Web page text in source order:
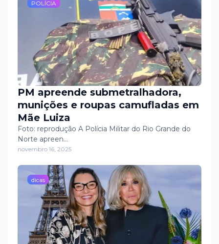
POLÍCIA
PM apreende submetralhadora,
munições e roupas camufladas em
Mãe Luiza
Foto: reprodução A Polícia Militar do Rio Grande do
Norte apreen…
novembro 16, 2025
dicas